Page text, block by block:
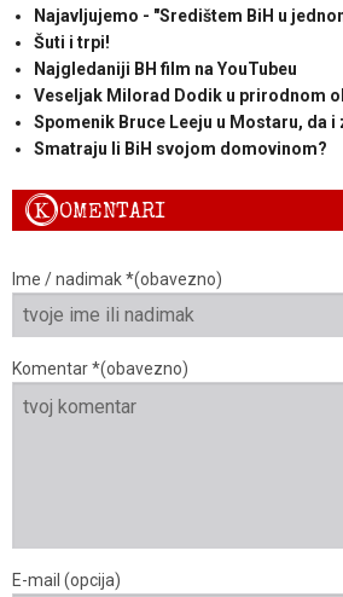
Najavljujemo - "Središtem BiH u
Šuti i trpi!
Najgledaniji BH film na YouTubeu
Veseljak Milorad Dodik u prirodnom
Spomenik Bruce Leeju u Mostaru, da i
Smatraju li BiH svojom domovinom?
KOMENTARI
Ime / nadimak *(obavezno)
Komentar *(obavezno)
E-mail (opcija)